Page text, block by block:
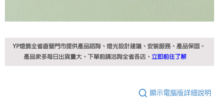
顯示電腦版詳細說明